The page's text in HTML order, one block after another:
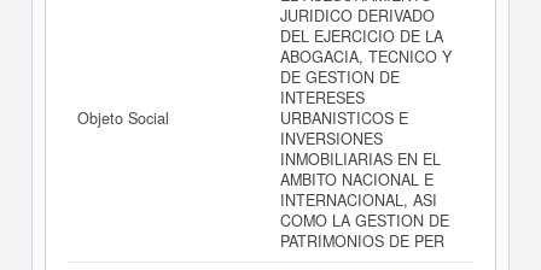
Objeto Social
JURIDICO DERIVADO
DEL EJERCICIO DE LA
ABOGACIA, TECNICO Y
DE GESTION DE
INTERESES
URBANISTICOS E
INVERSIONES
INMOBILIARIAS EN EL
AMBITO NACIONAL E
INTERNACIONAL, ASI
COMO LA GESTION DE
PATRIMONIOS DE PER